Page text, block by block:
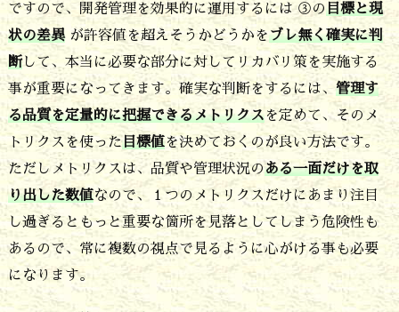
ですので、開発管理を効果的に運用するには ③の目標と現
状の差異が許容値を超えそうかどうかをブレ無く確実に判
断して、本当に必要な部分に対してリカバリ策を実施する
事が重要になってきます。確実な判断をするには、 管理す
る品質を定量的に把握できるメトリクスを定めて、そのメ
トリクスを使った目標値を決めておくのが良い方法です。
ただしメトリクスは、品質や管理状況のある一面だけを取
り出した数値なので、１つのメトリクスだけにあまり注目
し過ぎるともっと重要な箇所を見落としてしまう危険性も
あるので、常に複数の視点で見るように心がける事も必要
になります。